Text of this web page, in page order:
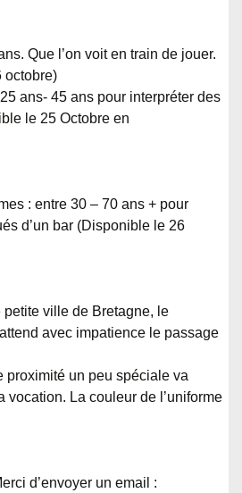
Que l’on voit en train de jouer.
octobre)
ans- 45 ans pour interpréter des
le 25 Octobre en
: entre 30 – 70 ans + pour
d’un bar (Disponible le 26
ville de Bretagne, le
avec impatience le passage
proximité un peu spéciale va
vocation. La couleur de l’uniforme
d’envoyer un email :